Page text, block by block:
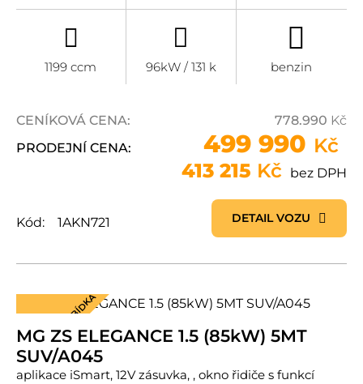
1199 ccm 96kW / 131 k benzin
CENÍKOVÁ CENA: 778.990 Kč
PRODEJNÍ CENA:
499 990 Kč
413 215 Kč bez DPH
Kód: 1AKN721 DETAIL VOZU
MIMOŘÁDNÁ NABÍDKA
MG ZS ELEGANCE 1.5 (85kW) 5MT
SUV/A045
aplikace iSmart, 12V zásuvka, , okno řidiče s funkcí